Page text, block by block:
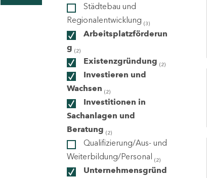
Städtebau und
Regionalentwicklung (3)
Arbeitsplatzförderun
g (2)
Existenzgründung (2)
Investieren und
Wachsen (2)
Investitionen in
Sachanlagen und
Beratung (2)
Qualifizierung/Aus- und
Weiterbildung/Personal (2)
Unternehmensgründ